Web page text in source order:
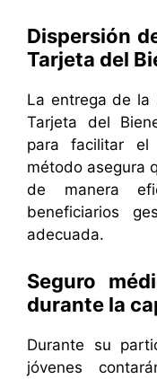
Dispersión
Tarjeta del
La entrega de la
Tarjeta del
para facilitar
método asegura
de manera
beneficiarios
adecuada.
Seguro
durante la
Durante su
jóvenes